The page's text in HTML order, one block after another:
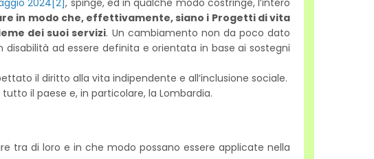
in modo che, effettivamente, siano i Progetti di vita
dei suoi servizi. Un cambiamento non da poco dato
ad essere definita e orientata in base ai sostegni
il diritto alla vita indipendente e all’inclusione sociale.
il paese e, in particolare, la Lombardia.
tra di loro e in che modo possano essere applicate nella